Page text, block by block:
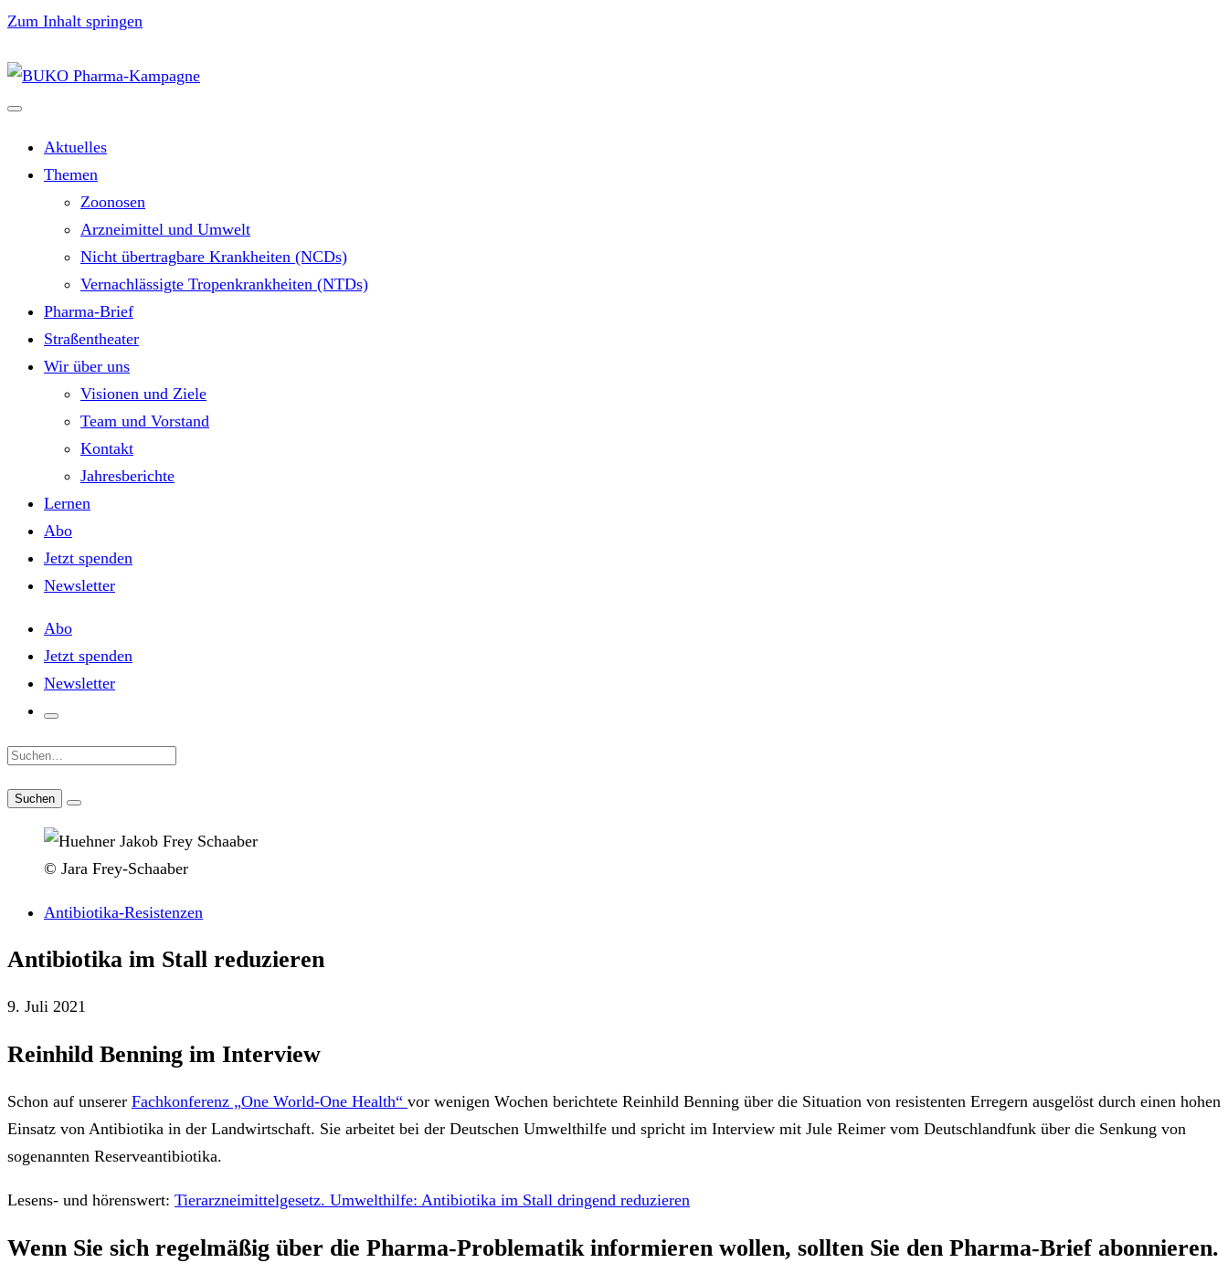
Zum Inhalt springen
Aktuelles
Themen
Zoonosen
Arzneimittel und Umwelt
Nicht übertragbare Krankheiten (NCDs)
Vernachlässigte Tropenkrankheiten (NTDs)
Pharma-Brief
Straßentheater
Wir über uns
Visionen und Ziele
Team und Vorstand
Kontakt
Jahresberichte
Lernen
Abo
Jetzt spenden
Newsletter
Abo
Jetzt spenden
Newsletter
Suche:
© Jara Frey-Schaaber
Antibiotika-Resistenzen
Antibiotika im Stall reduzieren
9. Juli 2021
Reinhild Benning im Interview
Schon auf unserer Fachkonferenz „One World-One Health“ vor wenigen Wochen berichtete Reinhild Benning über die Situation von resistenten Erregern ausgelöst durch einen hohen
Einsatz von Antibiotika in der Landwirtschaft. Sie arbeitet bei der Deutschen Umwelthilfe und spricht im Interview mit Jule Reimer vom Deutschlandfunk über die Senkung von
sogenannten Reserveantibiotika.
Lesens- und hörenswert: Tierarzneimittelgesetz. Umwelthilfe: Antibiotika im Stall dringend reduzieren
Wenn Sie sich regelmäßig über die Pharma-Problematik informieren wollen, sollten Sie den Pharma-Brief abonnieren.